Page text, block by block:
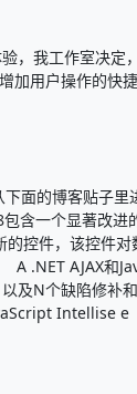
我工作室决定
加用户操作的快捷
面的博客贴
个显著改进的
件，该控件对
A .NET AJAX
及N个缺陷修补